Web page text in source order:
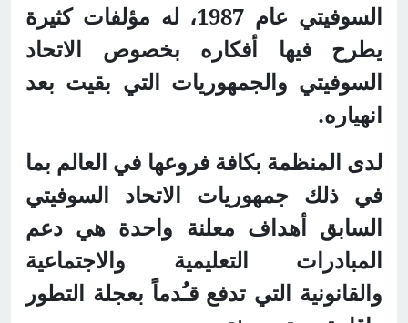
السوفيتي عام 1987، له مؤلفات كثيرة
يطرح فيها أفكاره بخصوص الاتحاد
السوفيتي والجمهوريات التي بقيت بعد
انهياره.
لدى المنظمة بكافة فروعها في العالم بما
في ذلك جمهوريات الاتحاد السوفيتي
السابق أهداف معلنة واحدة هي دعم
المبادرات التعليمية والاجتماعية
والقانونية التي تدفع قـُدماً بعجلة التطور